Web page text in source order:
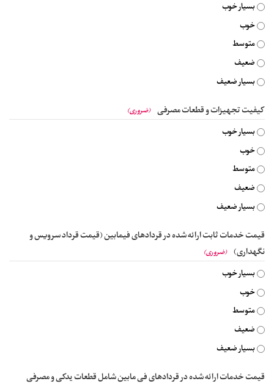
بسیار خوب
خوب
متوسط
ضعیف
بسیار ضعیف
کیفیت تجهیزات و قطعات مصرفی (ضروری)
بسیار خوب
خوب
متوسط
ضعیف
بسیار ضعیف
قیمت خدمات ثابت ارائه شده در قردادهای فیمابین (قیمت قرداد سرویس و
نگهداری) (ضروری)
بسیار خوب
خوب
متوسط
ضعیف
بسیار ضعیف
قیمت خدمات ارائه شده در قردادهای فی مابین شامل قطعات یدکی و مصرفی